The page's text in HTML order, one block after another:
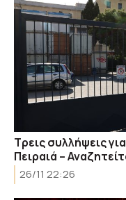
Τρεις συλλήψεις
Πειραιά –
26/11 22:26